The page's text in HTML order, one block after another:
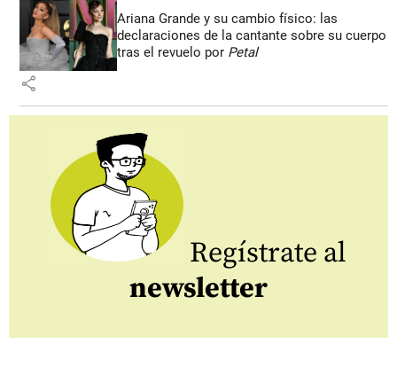
Ariana Grande y su cambio físico: las
declaraciones de la cantante sobre su cuerpo
tras el revuelo por Petal
share
Regístrate al
newsletter